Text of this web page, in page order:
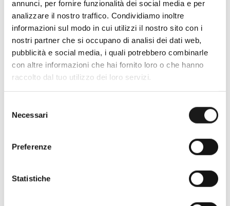
annunci, per fornire funzionalità dei social media e per
analizzare il nostro traffico. Condividiamo inoltre
informazioni sul modo in cui utilizzi il nostro sito con i
nostri partner che si occupano di analisi dei dati web,
pubblicità e social media, i quali potrebbero combinarle
con altre informazioni che hai fornito loro o che hanno
raccolto dal tuo utilizzo dei loro servizi.
delNecessari
Preferenze
Statistiche
Oltre 30 anni di esperienza
Nato nel 1990 con il nome di Rifugio
Roma, RRTrek è il punto di riferimento
per amanti dell’outdoor a Roma e nel
Lazio. Da sempre soddisfiamo i nostri
l’acquisto un’esperienza formativa e